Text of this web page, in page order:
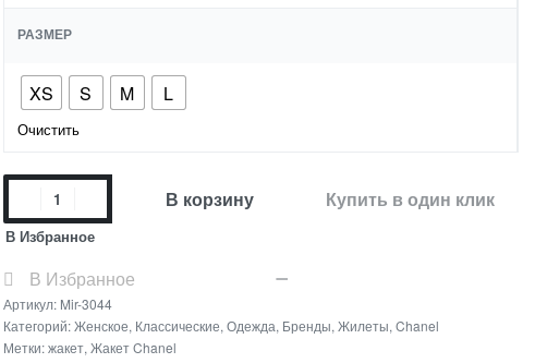
РАЗМЕР
XS S M L
Очистить
В корзину Купить в один клик
В Избранное
В Избранное
Артикул: Mir-3044
Категорий:Женское, Классические, Одежда, Бренды, Жилеты, Chanel
Метки:жакет, Жакет Chanel